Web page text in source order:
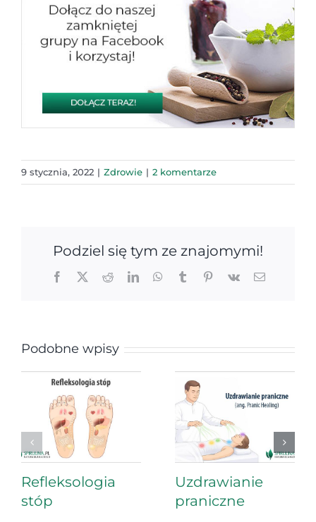
9 stycznia, 2022 | Zdrowie | 2 komentarze
Podziel się tym ze znajomymi!
Facebook
X RedditLinkedInWhatsApp
TumblrPinterest
Vk Email
Podobne wpisy
Refleksologia
stóp
Uzdrawianie
praniczne